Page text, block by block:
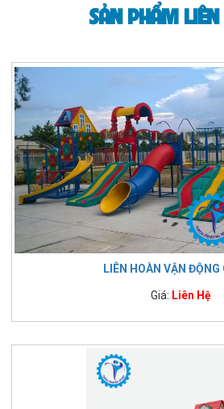
SẢN PHẨM
LIÊN HOÀN VẬN
Giá: Liên Hệ